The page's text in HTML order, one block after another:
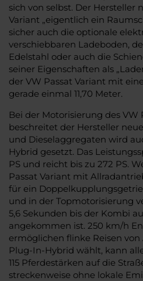
sich von selbst. Der Hersteller
Variant „eigentlich ein
sicher auch die optionale
verschiebbaren Ladeboden,
Edelstahl oder auch die
seiner Eigenschaften als
der VW Passat Variant mit
gerade einmal 11,70 Meter.
Bei der Motorisierung des VW
beschreitet der Hersteller
und Dieselaggregaten wird
Hybrid gesetzt. Das
PS und reicht bis zu 272 PS.
Passat Variant mit
für ein
und in der Topmotorisierung
5,6 Sekunden bis der Kombi
angekommen ist. 250 km/h
ermöglichen flinke Reisen
Plug-In-Hybrid wählt, kann
115 Pferdestärken auf die
streckenweise ohne lokale